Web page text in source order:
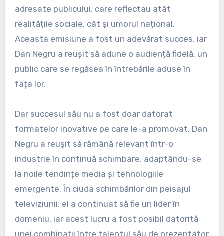
adresate publicului, care reflectau atât
realitățile sociale, cât și umorul național.
Aceasta emisiune a fost un adevărat succes, iar
Dan Negru a reușit să adune o audiență fidelă, un
public care se regăsea în întrebările aduse în
fața lor.
Dar succesul său nu a fost doar datorat
formatelor inovative pe care le-a promovat. Dan
Negru a reușit să rămână relevant într-o
industrie în continuă schimbare, adaptându-se
la noile tendințe media și tehnologiile
emergente. În ciuda schimbărilor din peisajul
televiziunii, el a continuat să fie un lider în
domeniu, iar acest lucru a fost posibil datorită